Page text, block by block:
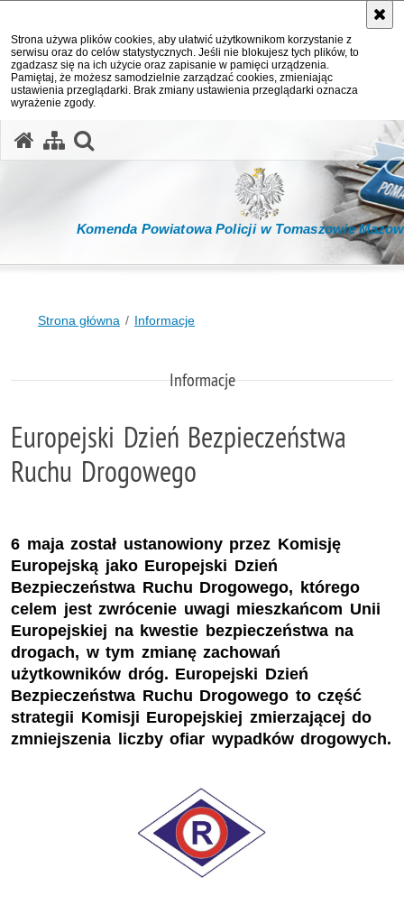
Strona używa plików cookies, aby ułatwić użytkownikom korzystanie z
serwisu oraz do celów statystycznych. Jeśli nie blokujesz tych plików, to
zgadzasz się na ich użycie oraz zapisanie w pamięci urządzenia.
Pamiętaj, że możesz samodzielnie zarządzać cookies, zmieniając
ustawienia przeglądarki. Brak zmiany ustawienia przeglądarki oznacza
wyrażenie zgody.
Komenda Powiatowa Policji w Tomaszowie
Strona główna Informacje
Informacje
Europejski Dzień Bezpieczeństwa
Ruchu Drogowego
6 maja został ustanowiony przez Komisję
Europejską jako Europejski Dzień
Bezpieczeństwa Ruchu Drogowego, którego
celem jest zwrócenie uwagi mieszkańcom Unii
Europejskiej na kwestie bezpieczeństwa na
drogach, w tym zmianę zachowań
użytkowników dróg. Europejski Dzień
Bezpieczeństwa Ruchu Drogowego to część
strategii Komisji Europejskiej zmierzającej do
zmniejszenia liczby ofiar wypadków drogowych.